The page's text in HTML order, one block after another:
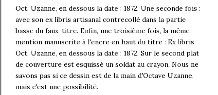
Oct. Uzanne, en dessous la date : 1872. Une seconde fois :
avec son ex libris artisanal contrecollé dans la partie
basse du faux-titre. Enfin, une troisième fois, la même
mention manuscrite à l'encre en haut du titre : Ex libris
Oct. Uzanne, en dessous la date : 1872. Sur le second plat
de couverture est esquissé un soldat au crayon. Nous ne
savons pas si ce dessin est de la main d'Octave Uzanne,
mais c'est une possibilité.